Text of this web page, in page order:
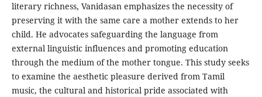
literary richness, Vanidasan emphasizes the necessity of
preserving it with the same care a mother extends to her
child. He advocates safeguarding the language from
external linguistic influences and promoting education
through the medium of the mother tongue. This study seeks
to examine the aesthetic pleasure derived from Tamil
music, the cultural and historical pride associated with